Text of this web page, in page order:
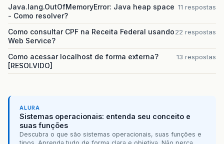
Java.lang.OutOfMemoryError: Java heap space
- Como resolver?
11 respostas
Como consultar CPF na Receita Federal usando
Web Service?
22 respostas
Como acessar localhost de forma externa?
[RESOLVIDO]
13 respostas
ALURA
Sistemas operacionais: entenda seu conceito e
suas funções
Descubra o que são sistemas operacionais, suas funções e